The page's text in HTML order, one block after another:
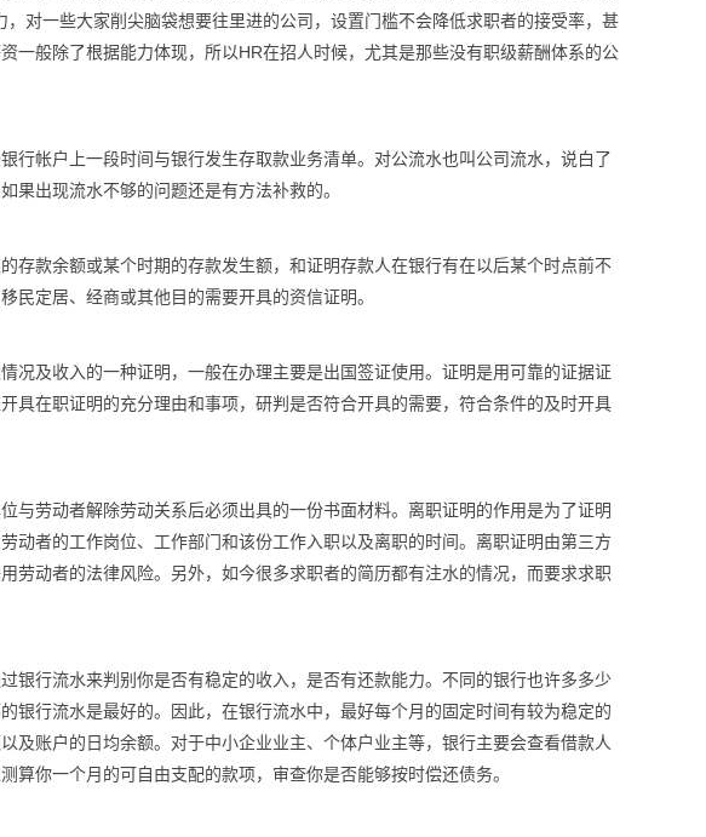
对一些大家削尖脑袋想要往里进的公司，设置门槛不会降低求职者的接受率，甚
一般除了根据能力体现，所以HR在招人时候，尤其是那些没有职级薪酬体系的公
行帐户上一段时间与银行发生存取款业务清单。对公流水也叫公司流水，说白了
果出现流水不够的问题还是有方法补救的。
存款余额或某个时期的存款发生额，和证明存款人在银行有在以后某个时点前不
民定居、经商或其他目的需要开具的资信证明。
况及收入的一种证明，一般在办理主要是出国签证使用。证明是用可靠的证据证
具在职证明的充分理由和事项，研判是否符合开具的需要，符合条件的及时开具
与劳动者解除劳动关系后必须出具的一份书面材料。离职证明的作用是为了证明
动者的工作岗位、工作部门和该份工作入职以及离职的时间。离职证明由第三方
劳动者的法律风险。另外，如今很多求职者的简历都有注水的情况，而要求求职
银行流水来判别你是否有稳定的收入，是否有还款能力。不同的银行也许多多少
银行流水是最好的。因此，在银行流水中，最好每个月的固定时间有较为稳定的
及账户的日均余额。对于中小企业业主、个体户业主等，银行主要会查看借款人
你一个月的可自由支配的款项，审查你是否能够按时偿还债务。